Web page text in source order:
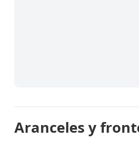
Aranceles y